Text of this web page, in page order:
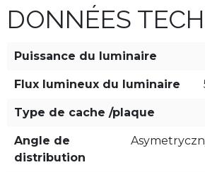
DONNÉES
Puissance du luminaire
Flux lumineux du luminaire
Type de cache /plaque
Angle de
distribution